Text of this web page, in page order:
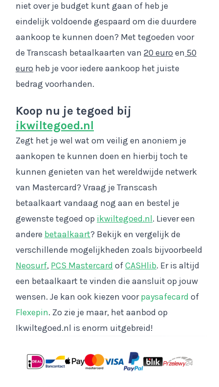
niet over je budget kunt gaan of heb je
eindelijk voldoende gespaard om die duurdere
aankoop te kunnen doen? Met tegoeden voor
de Transcash betaalkaarten van 20 euro en 50
euro heb je voor iedere aankoop het juiste
bedrag voorhanden.
Koop nu je tegoed bij
ikwiltegoed.nl
Zegt het je wel wat om veilig en anoniem je
aankopen te kunnen doen en hierbij toch te
kunnen genieten van het wereldwijde netwerk
van Mastercard? Vraag je Transcash
betaalkaart vandaag nog aan en bestel je
gewenste tegoed op ikwiltegoed.nl. Liever een
andere betaalkaart? Bekijk en vergelijk de
verschillende mogelijkheden zoals bijvoorbeeld
Neosurf, PCS Mastercard ofCASHlib. Er is altijd
een betaalkaart te vinden die aansluit op jouw
wensen. Je kan ook kiezen voorpaysafecard of
Flexepin. Zo zie je maar, het aanbod op
Ikwiltegoed.nl is enorm uitgebreid!